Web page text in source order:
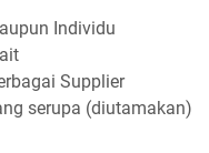
Individu
Supplier
serupa (diutamakan)